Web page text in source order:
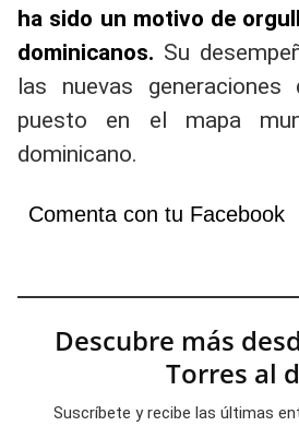
ha sido un motivo de
dominicanos. Su
las nuevas
puesto en el mapa
dominicano.
Comenta con tu Facebook
Descubre más
Torres al
Suscríbete y recibe las últimas